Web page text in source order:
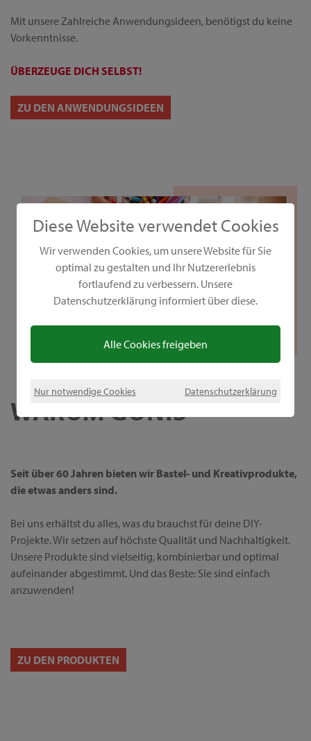
Diese Website verwendet Cookies
Wir verwenden Cookies, um unsere Website für Sie
optimal zu gestalten und Ihr Nutzererlebnis
fortlaufend zu verbessern. Unsere
Datenschutzerklärung informiert über diese.
Alle Cookies freigeben
Nur notwendige Cookies Datenschutzerklärung
Mit unsere Zahlreiche Anwendungsideen, benötigst du keine
Vorkenntnisse.
ÜBERZEUGE DICH SELBST!
ZU DEN ANWENDUNGSIDEEN
WARUM GONIS
Seit über 60 Jahren bieten wir Bastel- und Kreativprodukte,
die etwas anders sind.
Bei uns erhältst du alles, was du brauchst für deine DIY-
Projekte. Wir setzen auf höchste Qualität und Nachhaltigkeit.
Unsere Produkte sind vielseitig, kombinierbar und optimal
aufeinander abgestimmt. Und das Beste: Sie sind einfach
anzuwenden!
ZU DEN PRODUKTEN